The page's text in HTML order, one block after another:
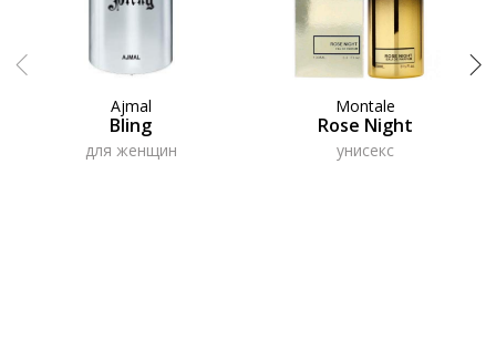
Ajmal
Bling
для женщин
Montale
Rose Night
унисекс